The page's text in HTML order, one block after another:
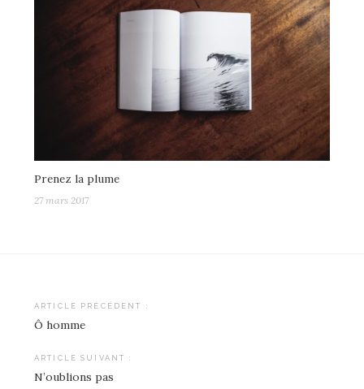
Prenez la plume
27 mars 2017
Navigation
de
l’article
ARTICLE PRÉCÉDENT :
Ô homme
ARTICLE SUIVANT :
N’oublions pas